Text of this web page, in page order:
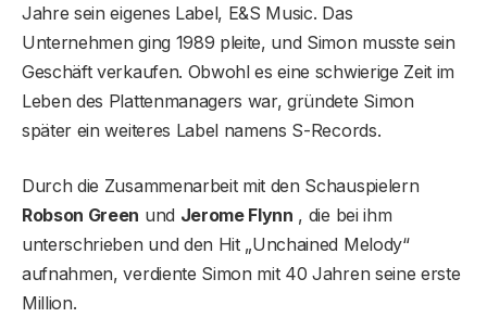
Jahre sein eigenes Label, E&S Music. Das
Unternehmen ging 1989 pleite, und Simon musste sein
Geschäft verkaufen. Obwohl es eine schwierige Zeit im
Leben des Plattenmanagers war, gründete Simon
später ein weiteres Label namens S-Records.
Durch die Zusammenarbeit mit den Schauspielern
Robson Green und Jerome Flynn , die bei ihm
unterschrieben und den Hit „Unchained Melody“
aufnahmen, verdiente Simon mit 40 Jahren seine erste
Million.